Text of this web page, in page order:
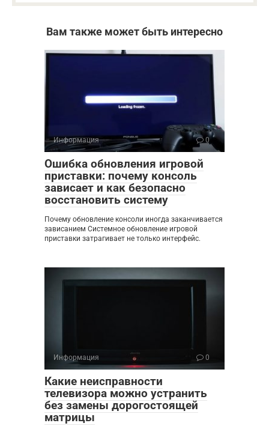
Вам также может быть интересно
Информация 0
Ошибка обновления игровой
приставки: почему консоль
зависает и как безопасно
восстановить систему
Почему обновление консоли иногда заканчивается
зависанием Системное обновление игровой
приставки затрагивает не только интерфейс.
Информация 0
Какие неисправности
телевизора можно устранить
без замены дорогостоящей
матрицы